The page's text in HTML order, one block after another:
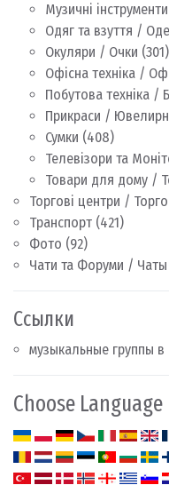
Музичні
Одяг та взуття /
Окуляри / Очки (301)
Офісна техніка /
Побутова техніка /
Прикраси /
Сумки (408)
Телевізори та
Товари для дому /
Торгові центри /
Транспорт (421)
Фото (92)
Чати та Форуми /
Ссылки
музыкальные группы в
Choose Language